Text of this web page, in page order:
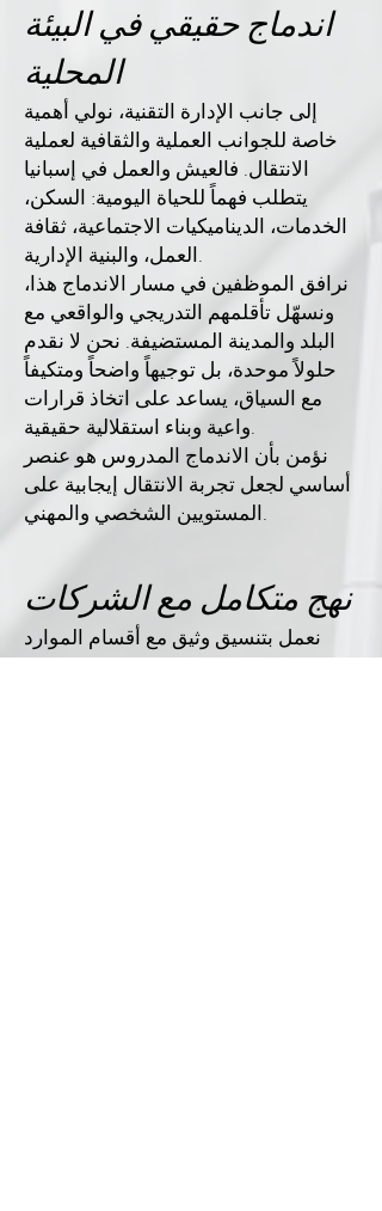
اندماج حقيقي في البيئة
المحلية
إلى جانب الإدارة التقنية، نولي أهمية
خاصة للجوانب العملية والثقافية لعملية
الانتقال. فالعيش والعمل في إسبانيا
يتطلب فهماً للحياة اليومية: السكن،
الخدمات، الديناميكيات الاجتماعية، ثقافة
العمل، والبنية الإدارية.
نرافق الموظفين في مسار الاندماج هذا،
ونسهّل تأقلمهم التدريجي والواقعي مع
البلد والمدينة المستضيفة. نحن لا نقدم
حلولاً موحدة، بل توجيهاً واضحاً ومتكيفاً
مع السياق، يساعد على اتخاذ قرارات
واعية وبناء استقلالية حقيقية.
نؤمن بأن الاندماج المدروس هو عنصر
أساسي لجعل تجربة الانتقال إيجابية على
المستويين الشخصي والمهني.
نهج متكامل مع الشركات
نعمل بتنسيق وثيق مع أقسام الموارد
البشرية وإدارات التنقل الدولي والإدارة